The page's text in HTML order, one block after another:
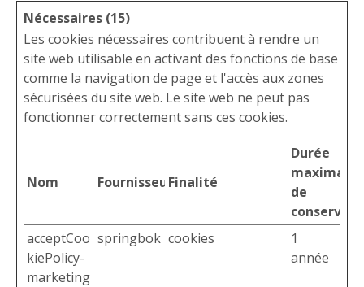
Nécessaires (15)
Les cookies nécessaires contribuent à rendre un
site web utilisable en activant des fonctions de base
comme la navigation de page et l'accès aux zones
sécurisées du site web. Le site web ne peut pas
fonctionner correctement sans ces cookies.
Nom FournisseurFinalité
Durée
maximale
de
acceptCoo
kiePolicy-
marketing
springbok cookies
1
année